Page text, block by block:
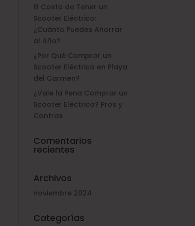
El Costo de Tener un
Scooter Eléctrico:
¿Cuánto Puedes Ahorrar
al Año?
¿Por Qué Comprar un
Scooter Eléctrico en Playa
del Carmen?
¿Vale la Pena Comprar un
Scooter Eléctrico? Pros y
Contras
Comentarios
recientes
Archivos
noviembre 2024
Categorías